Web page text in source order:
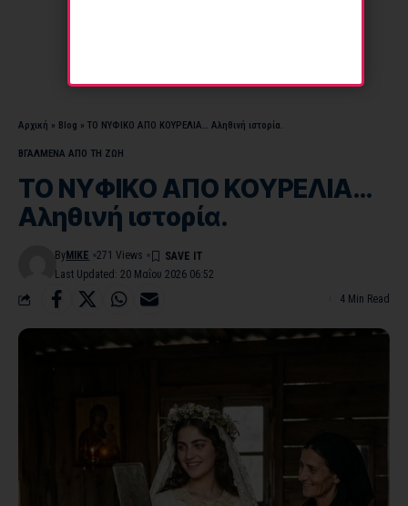
Αρχική » Blog » ΤΟ ΝΥΦΙΚΟ ΑΠΟ ΚΟΥΡΕΛΙΑ… Αληθινή ιστορία.
ΒΓΑΛΜΕΝΑ ΑΠΟ ΤΗ ΖΩΗ
ΤΟ ΝΥΦΙΚΟ ΑΠΟ ΚΟΥΡΕΛΙΑ…
Αληθινή ιστορία.
Last Updated: 20 Μαΐου 2026 06:52
By MIKE 271 Views
4 Min Read